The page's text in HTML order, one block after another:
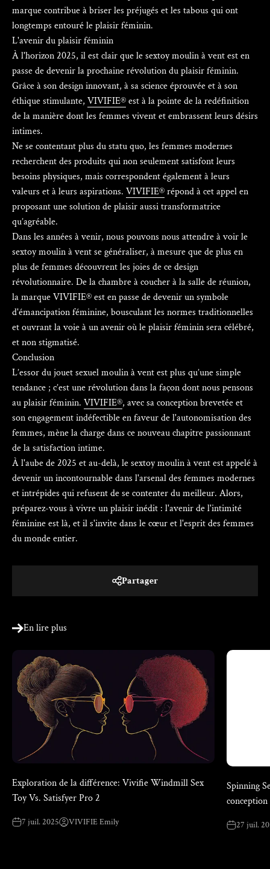
marque contribue à briser les préjugés et les tabous qui ont
longtemps entouré le plaisir féminin.
L'avenir du plaisir féminin
À l'horizon 2025, il est clair que le sextoy moulin à vent est en
passe de devenir la prochaine révolution du plaisir féminin.
Grâce à son design innovant, à sa science éprouvée et à son
éthique stimulante, VIVIFIE®est à la pointe de la redéfinition
de la manière dont les femmes vivent et embrassent leurs désirs
intimes.
Ne se contentant plus du statu quo, les femmes modernes
recherchent des produits qui non seulement satisfont leurs
besoins physiques, mais correspondent également à leurs
valeurs et à leurs aspirations. VIVIFIE®répond à cet appel en
proposant une solution de plaisir aussi transformatrice
qu’agréable.
Dans les années à venir, nous pouvons nous attendre à voir le
sextoy moulin à vent se généraliser, à mesure que de plus en
plus de femmes découvrent les joies de ce design
révolutionnaire. De la chambre à coucher à la salle de réunion,
la marque VIVIFIE® est en passe de devenir un symbole
d'émancipation féminine, bousculant les normes traditionnelles
et ouvrant la voie à un avenir où le plaisir féminin sera célébré,
et non stigmatisé.
Conclusion
L’essor du jouet sexuel moulin à vent est plus qu’une simple
tendance ; c’est une révolution dans la façon dont nous pensons
au plaisir féminin. VIVIFIE®, avec sa conception brevetée et
son engagement indéfectible en faveur de l'autonomisation des
femmes, mène la charge dans ce nouveau chapitre passionnant
de la satisfaction intime.
À l'aube de 2025 et au-delà, le sextoy moulin à vent est appelé à
devenir un incontournable dans l'arsenal des femmes modernes
et intrépides qui refusent de se contenter du meilleur. Alors,
préparez-vous à vivre un plaisir inédit : l'avenir de l'intimité
féminine est là, et il s'invite dans le cœur et l'esprit des femmes
du monde entier.
Partager
En lire plus
Exploration de la différence: Vivifie Windmill Sex
Toy Vs. Satisfyer Pro 2
7 juil. 2025 VIVIFIE Emily
Spinning
27 juil.